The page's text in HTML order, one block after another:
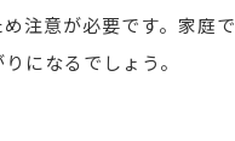
注意が必要です。家庭
になるでしょう。